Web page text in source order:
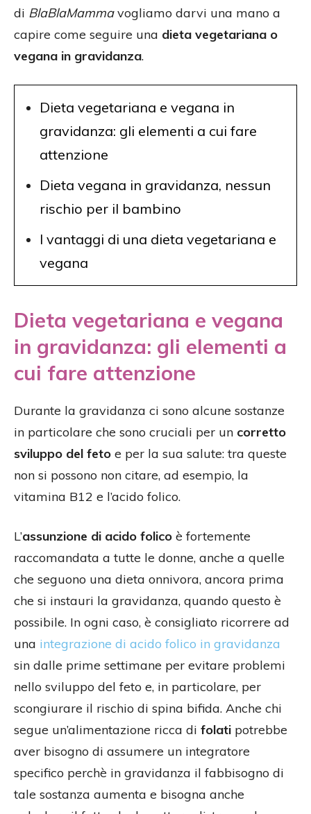
di BlaBlaMammavogliamo darvi una mano a
capire come seguire una dieta vegetariana o
vegana in gravidanza.
Dieta vegetariana e vegana in
gravidanza: gli elementi a cui fare
attenzione
Dieta vegana in gravidanza, nessun
rischio per il bambino
I vantaggi di una dieta vegetariana e
vegana
Dieta vegetariana e vegana
in gravidanza: gli elementi a
cui fare attenzione
Durante la gravidanza ci sono alcune sostanze
in particolare che sono cruciali per un corretto
sviluppo del feto e per la sua salute: tra queste
non si possono non citare, ad esempio, la
vitamina B12 e l’acido folico.
L’assunzione di acido folico è fortemente
raccomandata a tutte le donne, anche a quelle
che seguono una dieta onnivora, ancora prima
che si instauri la gravidanza, quando questo è
possibile. In ogni caso, è consigliato ricorrere ad
una integrazione di acido folico in gravidanza
sin dalle prime settimane per evitare problemi
nello sviluppo del feto e, in particolare, per
scongiurare il rischio di spina bifida. Anche chi
segue un’alimentazione ricca di folati potrebbe
aver bisogno di assumere un integratore
specifico perchè in gravidanza il fabbisogno di
tale sostanza aumenta e bisogna anche